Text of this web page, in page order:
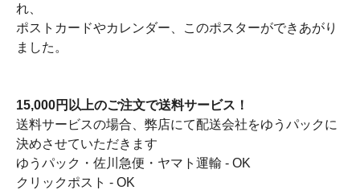
れ、
ポストカードやカレンダー、このポスターができあがり
ました。
15,000円以上のご注文で送料サービス！
送料サービスの場合、弊店にて配送会社をゆうパックに
決めさせていただきます
ゆうパック・佐川急便・ヤマト運輸 - OK
クリックポスト - OK